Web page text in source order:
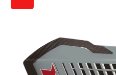
war:
39,95€